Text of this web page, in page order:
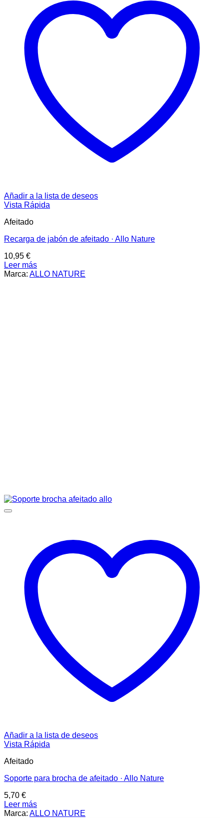
Añadir a la lista de deseos
Vista Rápida
Afeitado
Recarga de jabón de afeitado · Allo Nature
10,95 €
Leer más
Marca: ALLO NATURE
Añadir a la lista de deseos
Vista Rápida
Afeitado
Soporte para brocha de afeitado · Allo Nature
5,70 €
Leer más
Marca: ALLO NATURE